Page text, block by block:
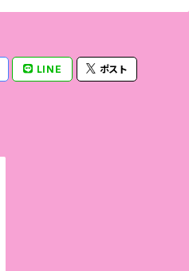
LINE ポスト